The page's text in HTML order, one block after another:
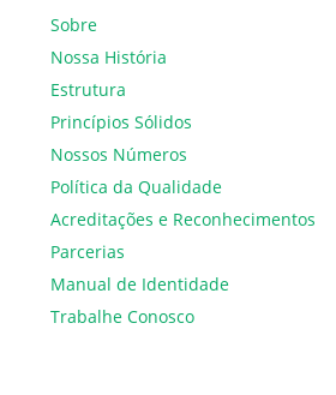
Sobre
Nossa História
Estrutura
Princípios Sólidos
Nossos Números
Política da Qualidade
Acreditações e Reconhecimentos
Parcerias
Manual de Identidade
Trabalhe Conosco